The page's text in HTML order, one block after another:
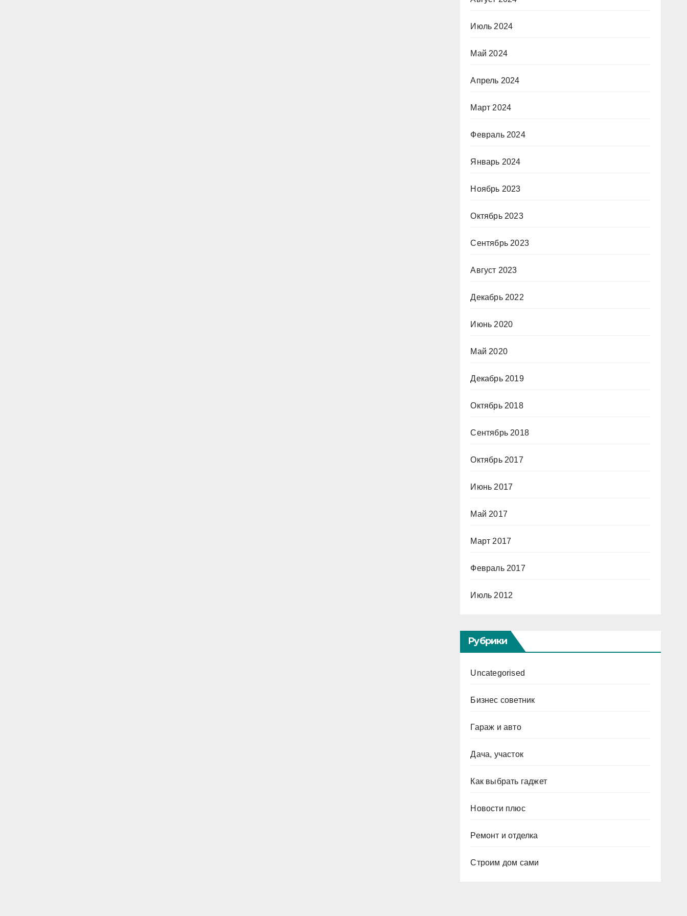
Июль 2024
Май 2024
Апрель 2024
Март 2024
Февраль 2024
Январь 2024
Ноябрь 2023
Октябрь 2023
Сентябрь 2023
Август 2023
Декабрь 2022
Июнь 2020
Май 2020
Декабрь 2019
Октябрь 2018
Сентябрь 2018
Октябрь 2017
Июнь 2017
Май 2017
Март 2017
Февраль 2017
Июль 2012
Рубрики
Uncategorised
Бизнес советник
Гараж и авто
Дача, участок
Как выбрать гаджет
Новости плюс
Ремонт и отделка
Строим дом сами